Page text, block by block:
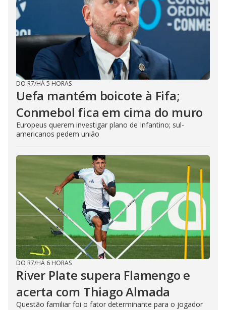
DO R7/HÁ 5 HORAS
Uefa mantém boicote à Fifa;
Conmebol fica em cima do muro
Europeus querem investigar plano de Infantino; sul-
americanos pedem união
DO R7/HÁ 6 HORAS
River Plate supera Flamengo e
acerta com Thiago Almada
Questão familiar foi o fator determinante para o jogador